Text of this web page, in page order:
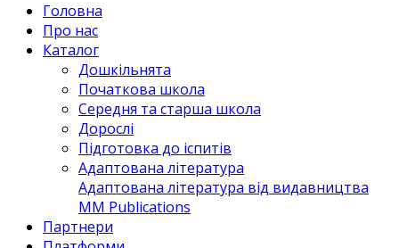
Головна
Про нас
Каталог
Дошкільнята
Початкова школа
Середня та старша школа
Дорослі
Підготовка до іспитів
Адаптована література
Адаптована література від видавництва
MM Publications
Партнери